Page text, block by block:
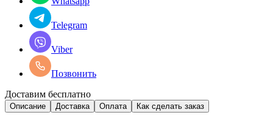
Telegram
Viber
Позвонить
Доставим бесплатно
Описание Доставка Оплата Как сделать заказ